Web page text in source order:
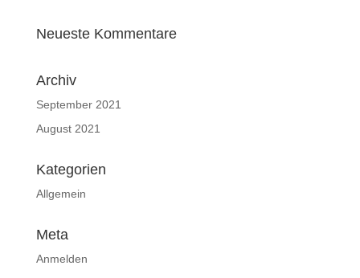
Neueste Kommentare
Archiv
September 2021
August 2021
Kategorien
Allgemein
Meta
Anmelden